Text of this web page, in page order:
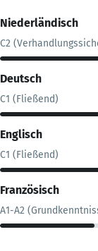
Niederländisch
C2
Deutsch
C1 (Fließend)
Englisch
C1 (Fließend)
Französisch
A1-A2